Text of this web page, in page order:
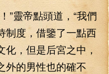
帝點頭道，“我們
制度，借鑒了一點西
化，但是后宮之中，
外的男性也的確不